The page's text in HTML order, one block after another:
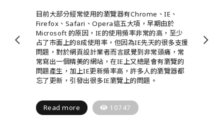
目前大部分經常使用的瀏覽器有Chrome、IE、
Firefox、Safari、Opera這五大項，早期由於
Microsoft 的原因，IE的使用頻率非常的高，至少
占了市面上的8成使用率，但因為IE先天的很多支援
問題，對於網頁設計業者而言感覺到非常頭痛，常
常寫出一個精美的網站，在IE上又總是會有瀏覽的
問題產生，加上IE更新頻率高，許多人的瀏覽器都
忘了更新，引發出很多IE瀏覽上的問題。
Read more 10747